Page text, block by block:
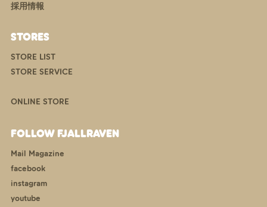
採用情報
STORES
STORE LIST
STORE SERVICE
ONLINE STORE
FOLLOW FJALLRAVEN
Mail Magazine
facebook
instagram
youtube